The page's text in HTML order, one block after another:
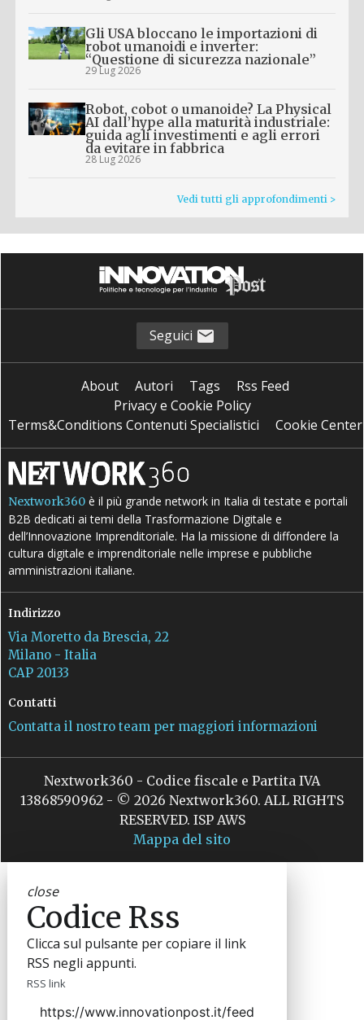
Gli USA bloccano le importazioni di
robot umanoidi e inverter:
“Questione di sicurezza nazionale”
29 Lug 2026
Robot, cobot o umanoide? La Physical
AI dall’hype alla maturità industriale:
guida agli investimenti e agli errori
da evitare in fabbrica
28 Lug 2026
Vedi tutti gli approfondimenti >
Seguici
About Autori Tags
Rss Feed
Privacy e Cookie Policy
Terms&Conditions Contenuti Specialistici
Cookie Center
Nextwork360 è il più grande network in Italia di testate e portali
B2B dedicati ai temi della Trasformazione Digitale e
dell’Innovazione Imprenditoriale. Ha la missione di diffondere la
cultura digitale e imprenditoriale nelle imprese e pubbliche
amministrazioni italiane.
Indirizzo
Via Moretto da Brescia, 22
Milano - Italia
CAP 20133
Contatti
Contatta il nostro team per maggiori informazioni
Nextwork360 - Codice fiscale e Partita IVA
13868590962 - © 2026 Nextwork360. ALL RIGHTS
RESERVED. ISP AWS
Mappa del sito
close
Codice Rss
Clicca sul pulsante per copiare il link
RSS negli appunti.
RSS link